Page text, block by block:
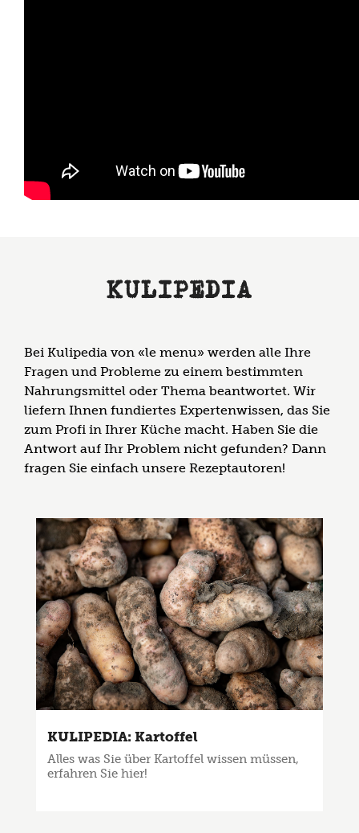
KULIPEDIA
Bei Kulipedia von «le menu» werden alle Ihre
Fragen und Probleme zu einem bestimmten
Nahrungsmittel oder Thema beantwortet. Wir
liefern Ihnen fundiertes Expertenwissen, das Sie
zum Profi in Ihrer Küche macht. Haben Sie die
Antwort auf Ihr Problem nicht gefunden? Dann
fragen Sie einfach unsere Rezeptautoren!
KULIPEDIA: Kartoffel
Alles was Sie über Kartoffel wissen müssen,
erfahren Sie hier!